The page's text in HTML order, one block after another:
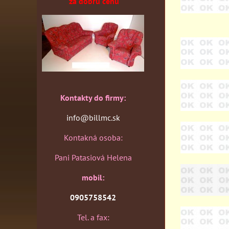
Kontakty do firmy:
info@billmc.sk
Kontakná osoba:
Pani Patasiová Helena
mobil:
0905758542
Tel. a fax: